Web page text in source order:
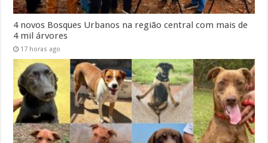
4 novos Bosques Urbanos na região central com mais de
4 mil árvores
17 horas ago